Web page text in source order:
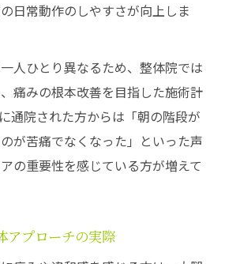
日常動作のしやすさが向上しま
人ひとり異なるため、整体院では
痛みの根本改善を目指した施術計
通院された方からは「朝の階段が
が苦痛でなくなった」といった声
の重要性を感じている方が増えて
アプローチの実際